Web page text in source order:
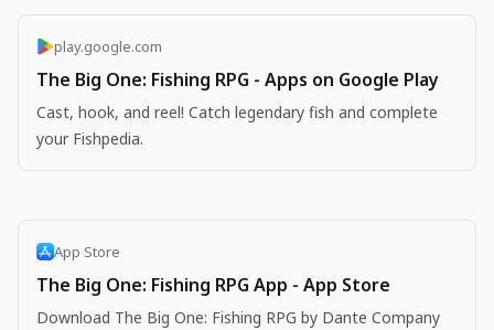
play.google.com
The Big One: Fishing RPG - Apps on Google Play
Cast, hook, and reel! Catch legendary fish and complete
your Fishpedia.
App Store
The Big One: Fishing RPG App - App Store
Download The Big One: Fishing RPG by Dante Company